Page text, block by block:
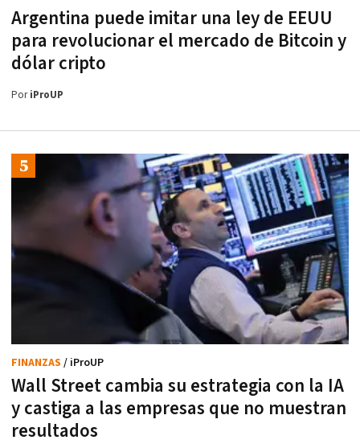
Argentina puede imitar una ley de EEUU
para revolucionar el mercado de Bitcoin y
dólar cripto
PoriProUP
Wall Street cambia su estrategia con la IA
y castiga a las empresas que no muestran
resultados
FINANZAS / iProUP